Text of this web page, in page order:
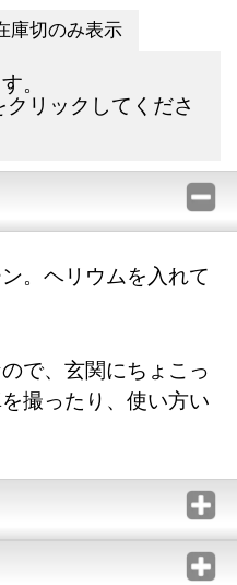
庫切のみ表示
。
クリックしてくださ
。ヘリウムを入れて
で、玄関にちょこっ
撮ったり、使い方い